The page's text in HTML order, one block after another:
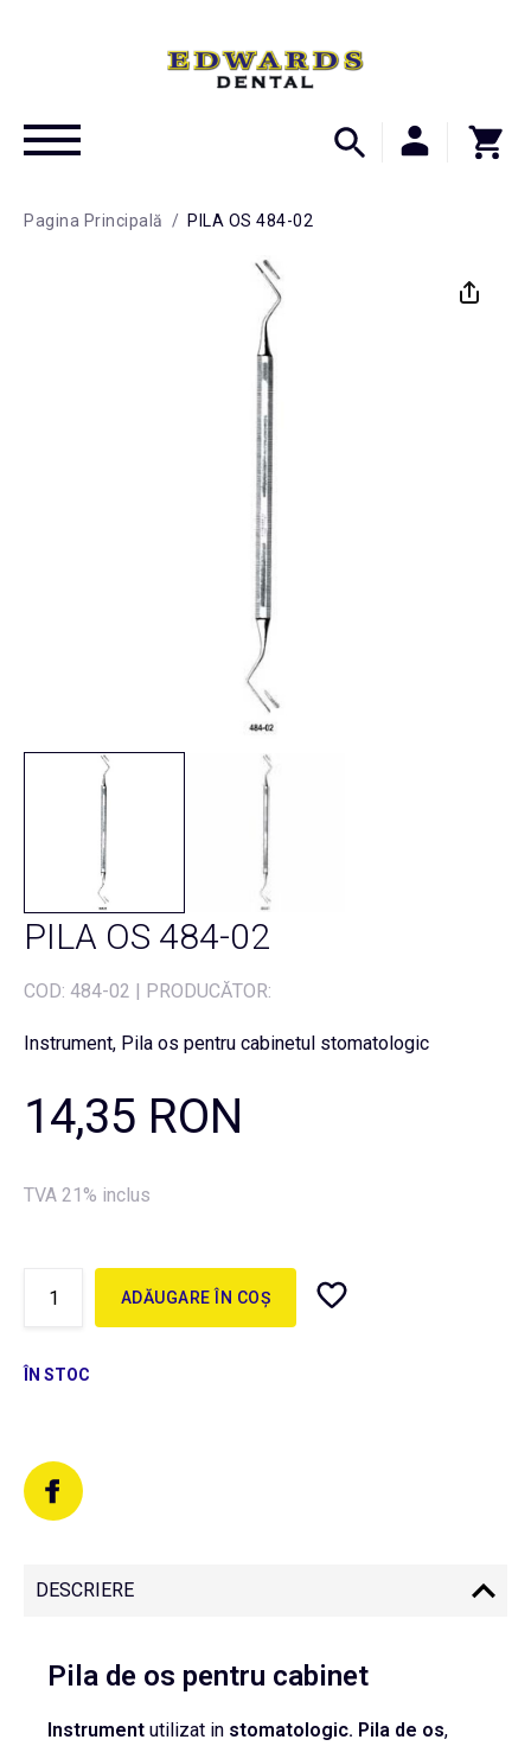
Pagina Principală / PILA OS 484-02
PILA OS 484-02
COD: 484-02 | PRODUCĂTOR:
Instrument, Pila os pentru cabinetul stomatologic
14,35 RON
TVA 21% inclus
ADĂUGARE ÎN COȘ
ÎN STOC
DESCRIERE
Pila de os pentru cabinet
Instrument utilizat in stomatologic. Pila de os,